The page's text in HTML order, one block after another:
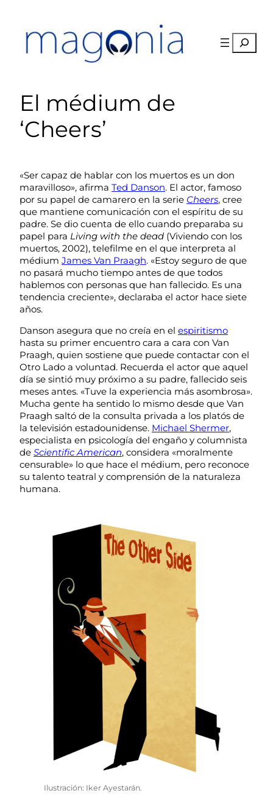
contenido
Buscar
El médium de
‘Cheers’
«Ser capaz de hablar con los muertos es un don
maravilloso», afirma Ted Danson. El actor, famoso
por su papel de camarero en la serie Cheers, cree
que mantiene comunicación con el espíritu de su
padre. Se dio cuenta de ello cuando preparaba su
papel para Living with the dead (Viviendo con los
muertos, 2002), telefilme en el que interpreta al
médium James Van Praagh. «Estoy seguro de que
no pasará mucho tiempo antes de que todos
hablemos con personas que han fallecido. Es una
tendencia creciente», declaraba el actor hace siete
años.
Danson asegura que no creía en el espiritismo
hasta su primer encuentro cara a cara con Van
Praagh, quien sostiene que puede contactar con el
Otro Lado a voluntad. Recuerda el actor que aquel
día se sintió muy próximo a su padre, fallecido seis
meses antes. «Tuve la experiencia más asombrosa».
Mucha gente ha sentido lo mismo desde que Van
Praagh saltó de la consulta privada a los platós de
la televisión estadounidense. Michael Shermer,
especialista en psicología del engaño y columnista
de Scientific American, considera «moralmente
censurable» lo que hace el médium, pero reconoce
su talento teatral y comprensión de la naturaleza
humana.
Ilustración: Iker Ayestarán.